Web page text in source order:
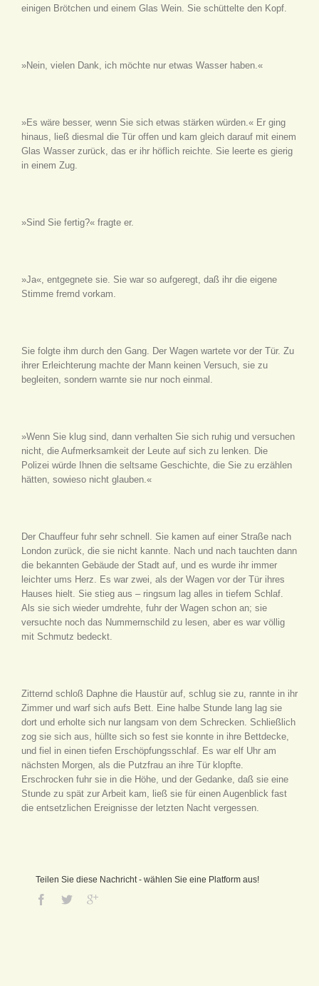
einigen Brötchen und einem Glas Wein. Sie schüttelte den Kopf.
»Nein, vielen Dank, ich möchte nur etwas Wasser haben.«
»Es wäre besser, wenn Sie sich etwas stärken würden.« Er ging
hinaus, ließ diesmal die Tür offen und kam gleich darauf mit einem
Glas Wasser zurück, das er ihr höflich reichte. Sie leerte es gierig
in einem Zug.
»Sind Sie fertig?« fragte er.
»Ja«, entgegnete sie. Sie war so aufgeregt, daß ihr die eigene
Stimme fremd vorkam.
Sie folgte ihm durch den Gang. Der Wagen wartete vor der Tür. Zu
ihrer Erleichterung machte der Mann keinen Versuch, sie zu
begleiten, sondern warnte sie nur noch einmal.
»Wenn Sie klug sind, dann verhalten Sie sich ruhig und versuchen
nicht, die Aufmerksamkeit der Leute auf sich zu lenken. Die
Polizei würde Ihnen die seltsame Geschichte, die Sie zu erzählen
hätten, sowieso nicht glauben.«
Der Chauffeur fuhr sehr schnell. Sie kamen auf einer Straße nach
London zurück, die sie nicht kannte. Nach und nach tauchten dann
die bekannten Gebäude der Stadt auf, und es wurde ihr immer
leichter ums Herz. Es war zwei, als der Wagen vor der Tür ihres
Hauses hielt. Sie stieg aus – ringsum lag alles in tiefem Schlaf.
Als sie sich wieder umdrehte, fuhr der Wagen schon an; sie
versuchte noch das Nummernschild zu lesen, aber es war völlig
mit Schmutz bedeckt.
Zitternd schloß Daphne die Haustür auf, schlug sie zu, rannte in ihr
Zimmer und warf sich aufs Bett. Eine halbe Stunde lang lag sie
dort und erholte sich nur langsam von dem Schrecken. Schließlich
zog sie sich aus, hüllte sich so fest sie konnte in ihre Bettdecke,
und fiel in einen tiefen Erschöpfungsschlaf. Es war elf Uhr am
nächsten Morgen, als die Putzfrau an ihre Tür klopfte.
Erschrocken fuhr sie in die Höhe, und der Gedanke, daß sie eine
Stunde zu spät zur Arbeit kam, ließ sie für einen Augenblick fast
die entsetzlichen Ereignisse der letzten Nacht vergessen.
Teilen Sie diese Nachricht - wählen Sie eine Platform aus!